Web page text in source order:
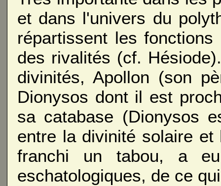
et dans l'univers du
répartissent les
des rivalités (cf.
divinités, Apollon (son
Dionysos dont il est
sa catabase (Dionysos
entre la divinité solaire
franchi un tabou, a eu
eschatologiques, de ce